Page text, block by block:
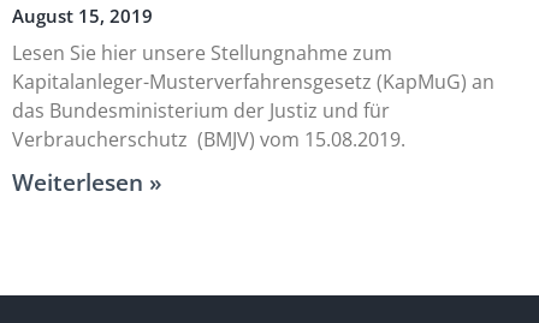
August 15, 2019
Lesen Sie hier unsere Stellungnahme zum
Kapitalanleger-Musterverfahrensgesetz (KapMuG) an
das Bundesministerium der Justiz und für
Verbraucherschutz (BMJV) vom 15.08.2019.
Weiterlesen »